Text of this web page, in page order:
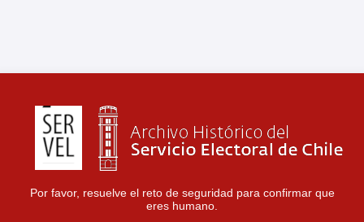
Por favor, resuelve el reto de seguridad para confirmar que
eres humano.